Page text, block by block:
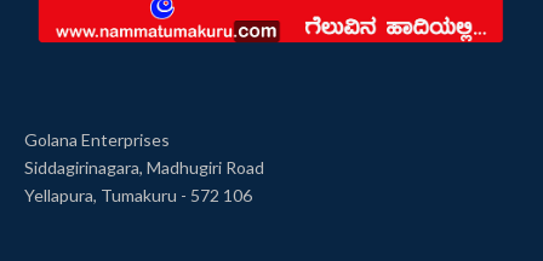
Golana Enterprises
Siddagirinagara, Madhugiri Road
Yellapura, Tumakuru - 572 106